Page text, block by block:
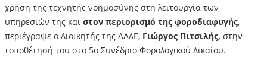
χρήση της τεχνητής νοημοσύνης στη λειτουργία των
υπηρεσιών της και στον περιορισμό της φοροδιαφυγής,
περιέγραψε ο Διοικητής της ΑΑΔΕ, Γιώργος Πιτσιλής, στην
τοποθέτησή του στο 5ο Συνέδριο Φορολογικού Δικαίου.